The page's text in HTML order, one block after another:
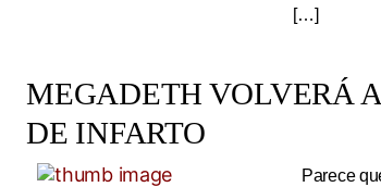
[…]
MEGADETH VOLVERÁ
DE INFARTO
Parece